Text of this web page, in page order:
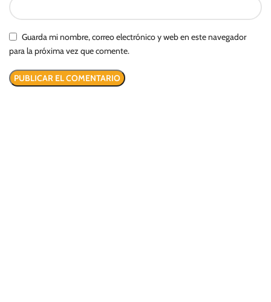
Guarda mi nombre, correo electrónico y web en este navegador
para la próxima vez que comente.